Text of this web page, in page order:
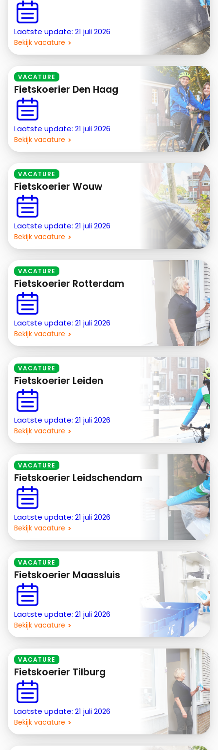
Laatste update: 21 juli 2026
Bekijk vacature
VACATURE
Fietskoerier Den Haag
Laatste update: 21 juli 2026
Bekijk vacature
VACATURE
Fietskoerier Wouw
Laatste update: 21 juli 2026
Bekijk vacature
VACATURE
Fietskoerier Rotterdam
Laatste update: 21 juli 2026
Bekijk vacature
VACATURE
Fietskoerier Leiden
Laatste update: 21 juli 2026
Bekijk vacature
VACATURE
Fietskoerier Leidschendam
Laatste update: 21 juli 2026
Bekijk vacature
VACATURE
Fietskoerier Maassluis
Laatste update: 21 juli 2026
Bekijk vacature
VACATURE
Fietskoerier Tilburg
Laatste update: 21 juli 2026
Bekijk vacature